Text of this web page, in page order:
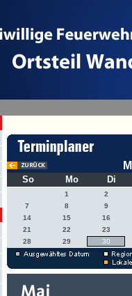
So Mo Di
1
2
7
8
9
14
15
16
21
22
23
28
29 30